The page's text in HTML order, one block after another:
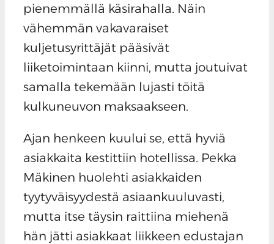
pienemmällä käsirahalla. Näin
vähemmän vakavaraiset
kuljetusyrittäjät pääsivät
liiketoimintaan kiinni, mutta joutuivat
samalla tekemään lujasti töitä
kulkuneuvon maksaakseen.
Ajan henkeen kuului se, että hyviä
asiakkaita kestittiin hotellissa. Pekka
Mäkinen huolehti asiakkaiden
tyytyväisyydestä asiaankuuluvasti,
mutta itse täysin raittiina miehenä
hän jätti asiakkaat liikkeen edustajan